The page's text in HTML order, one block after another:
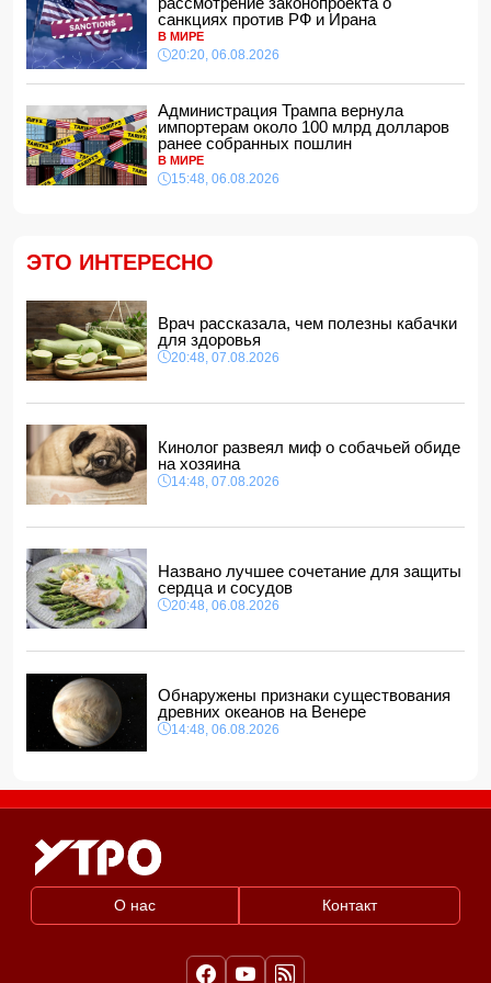
Ужасающие подробности убийства мужа и жены в
Тертерском районе
14:28, 07.08.2026
14:14, 07.08.2026
Сына Абеля Магеррамова отозвали от должности посла
14:10, 07.08.2026
14:04, 07.08.2026
дипломатами
14:00, 07.08.2026
Прогноз погоды в Азербайджане на 8 августа
12:48, 07.08.2026
В Азербайджане ищут сотрудников с зарплатой до 10
12:40, 07.08.2026
санкциях против РФ и Ирана
В МИРЕ
20:20, 06.08.2026
Администрация Трампа вернула
импортерам около 100 млрд долларов
ранее собранных пошлин
В МИРЕ
15:48, 06.08.2026
ЭТО ИНТЕРЕСНО
Врач рассказала, чем полезны кабачки
для здоровья
20:48, 07.08.2026
Кинолог развеял миф о собачьей обиде
на хозяина
14:48, 07.08.2026
Названо лучшее сочетание для защиты
сердца и сосудов
20:48, 06.08.2026
Обнаружены признаки существования
древних океанов на Венере
14:48, 06.08.2026
О нас Контакт